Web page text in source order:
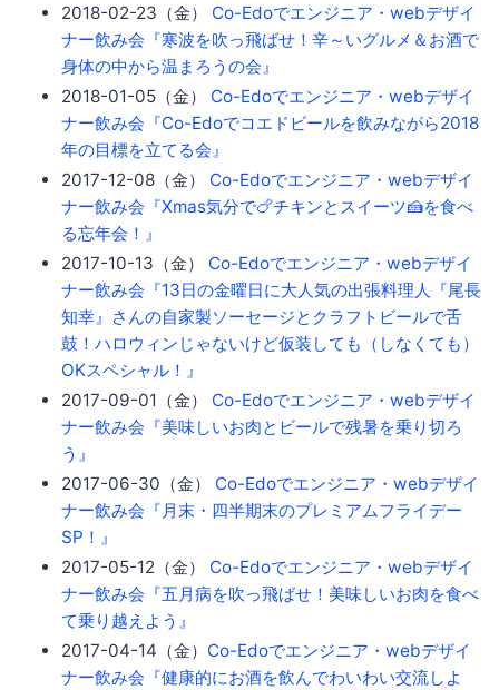
2018-02-23（金） Co-Edoでエンジニア・webデザイ
ナー飲み会『寒波を吹っ飛ばせ！辛～いグルメ＆お酒で
身体の中から温まろうの会』
2018-01-05（金） Co-Edoでエンジニア・webデザイ
ナー飲み会『Co-Edoでコエドビールを飲みながら2018
年の目標を立てる会』
2017-12-08（金） Co-Edoでエンジニア・webデザイ
ナー飲み会『Xmas気分で🍗チキンとスイーツ🍰を食べ
る忘年会！』
2017-10-13（金） Co-Edoでエンジニア・webデザイ
ナー飲み会『13日の金曜日に大人気の出張料理人『尾長
知幸』さんの自家製ソーセージとクラフトビールで舌
鼓！ハロウィンじゃないけど仮装しても（しなくても）
OKスペシャル！』
2017-09-01（金） Co-Edoでエンジニア・webデザイ
ナー飲み会『美味しいお肉とビールで残暑を乗り切ろ
う』
2017-06-30（金） Co-Edoでエンジニア・webデザイ
ナー飲み会『月末・四半期末のプレミアムフライデー
SP！』
2017-05-12（金） Co-Edoでエンジニア・webデザイ
ナー飲み会『五月病を吹っ飛ばせ！美味しいお肉を食べ
て乗り越えよう』
2017-04-14（金） Co-Edoでエンジニア・webデザイ
ナー飲み会『健康的にお酒を飲んでわいわい交流しよ